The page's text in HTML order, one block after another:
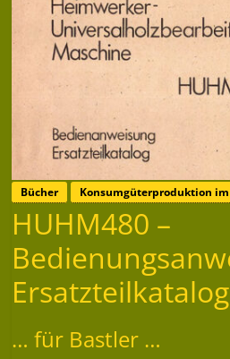
Bücher Konsumgüterproduktion im
HUHM480 –
Ersatzteilkatalog
… für Bastler …